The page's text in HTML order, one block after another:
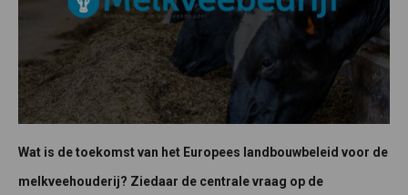
Wat is de toekomst van het Europees landbouwbeleid voor de
melkveehouderij? Ziedaar de centrale vraag op de